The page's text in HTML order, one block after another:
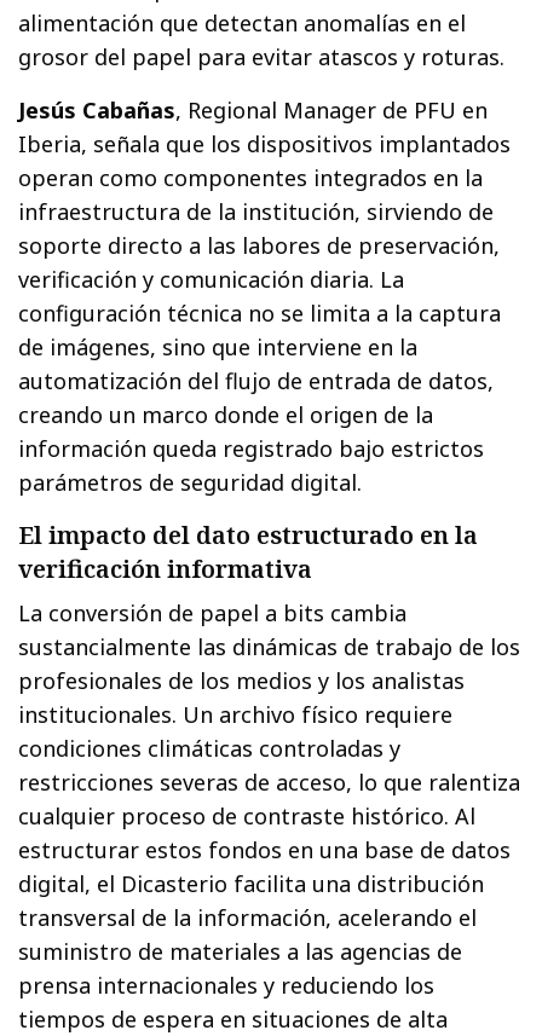
alimentación que detectan anomalías en el
grosor del papel para evitar atascos y roturas.
Jesús Cabañas, Regional Manager de PFU en
Iberia, señala que los dispositivos implantados
operan como componentes integrados en la
infraestructura de la institución, sirviendo de
soporte directo a las labores de preservación,
verificación y comunicación diaria. La
configuración técnica no se limita a la captura
de imágenes, sino que interviene en la
automatización del flujo de entrada de datos,
creando un marco donde el origen de la
información queda registrado bajo estrictos
parámetros de seguridad digital.
El impacto del dato estructurado en la
verificación informativa
La conversión de papel a bits cambia
sustancialmente las dinámicas de trabajo de los
profesionales de los medios y los analistas
institucionales. Un archivo físico requiere
condiciones climáticas controladas y
restricciones severas de acceso, lo que ralentiza
cualquier proceso de contraste histórico. Al
estructurar estos fondos en una base de datos
digital, el Dicasterio facilita una distribución
transversal de la información, acelerando el
suministro de materiales a las agencias de
prensa internacionales y reduciendo los
tiempos de espera en situaciones de alta